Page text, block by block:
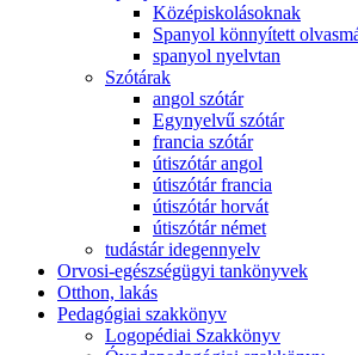
Középiskolásoknak
Spanyol könnyített
spanyol nyelvtan
Szótárak
angol szótár
Egynyelvű szótár
francia szótár
útiszótár angol
útiszótár francia
útiszótár horvát
útiszótár német
tudástár idegennyelv
Orvosi-egészségügyi tankönyvek
Otthon, lakás
Pedagógiai szakkönyv
Logopédiai Szakkönyv